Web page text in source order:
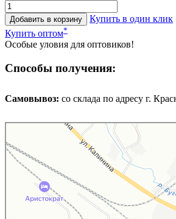
Добавить в корзину
Купить в один клик
Купить оптом*
Особые уловия для оптовиков!
Способы получения:
Самовывоз: cо склада по адресу г.